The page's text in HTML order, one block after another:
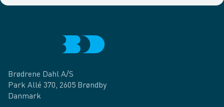
Brødrene Dahl A/S
Park Allé 370, 2605 Brøndby
Danmark